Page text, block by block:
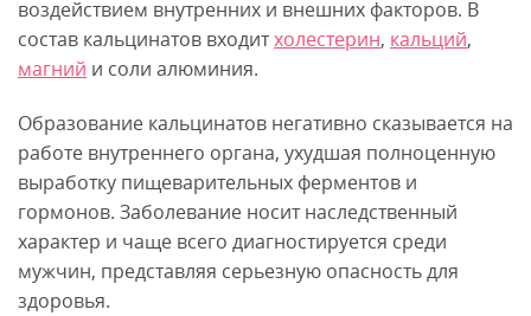
воздействием внутренних и внешних факторов. В
состав кальцинатов входитхолестерин, кальций,
магний и соли алюминия.
Образование кальцинатов негативно сказывается на
работе внутреннего органа, ухудшая полноценную
выработку пищеварительных ферментов и
гормонов. Заболевание носит наследственный
характер и чаще всего диагностируется среди
мужчин, представляя серьезную опасность для
здоровья.